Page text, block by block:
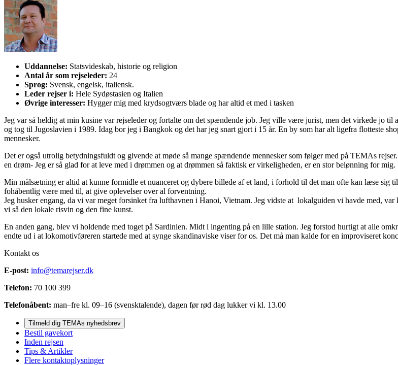
Uddannelse: Statsvideskab, historie og religion
Antal år som rejseleder: 24
Sprog: Svensk, engelsk, italiensk.
Leder rejser i: Hele Sydøstasien og Italien
Øvrige interesser: Hygger mig med krydsogtværs blade og har altid et med i tasken
Jeg var så heldig at min kusine var rejseleder og fortalte om det spændende job. Jeg ville være jurist, men det virkede jo
og tog til Jugoslavien i 1989. Idag bor jeg i Bangkok og det har jeg snart gjort i 15 år. En by som har alt ligefra flotteste
mennesker.
Det er også utrolig betydningsfuldt og givende at møde så mange spændende mennesker som følger med på TEMAs
en drøm- Jeg er så glad for at leve med i drømmen og at drømmen så faktisk er virkeligheden, er en stor belønning for mig.
Min målsætning er altid at kunne formidle et nuanceret og dybere billede af et land, i forhold til det man ofte kan læse sig
fohåbentlig være med til, at give oplevelser over al forventning.
Jeg husker engang, da vi var meget forsinket fra lufthavnen i Hanoi, Vietnam. Jeg vidste at lokalguiden vi havde med,
vi så den lokale risvin og den fine kunst.
En anden gang, blev vi holdende med toget på Sardinien. Midt i ingenting på en lille station. Jeg forstod hurtigt at alle
endte ud i at lokomotivføreren startede med at synge skandinaviske viser for os. Det må man kalde for en improviseret
Kontakt os
E-post: info@temarejser.dk
Telefon: 70 100 399
Telefonåbent: man–fre kl. 09–16 (svensktalende), dagen før rød dag lukker vi kl. 13.00
Tilmeld dig TEMAs nyhedsbrev
Bestil gavekort
Inden rejsen
Tips & Artikler
Flere kontaktoplysninger